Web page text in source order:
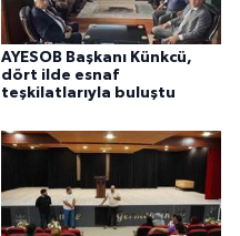
AYESOB Başkanı Künkcü,
dört ilde esnaf
teşkilatlarıyla buluştu